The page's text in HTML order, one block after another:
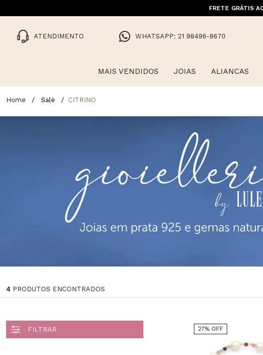
FRETE GRÁTIS
10% OFF NA 1ª COMPRA COM CUPOM
ATENDIMENTO WHATSAPP: 21 98496-8670
MAIS VENDIDOS JOIAS ALIANCAS
Sale CITRINO
4 PRODUTOS ENCONTRADOS
27% OFF